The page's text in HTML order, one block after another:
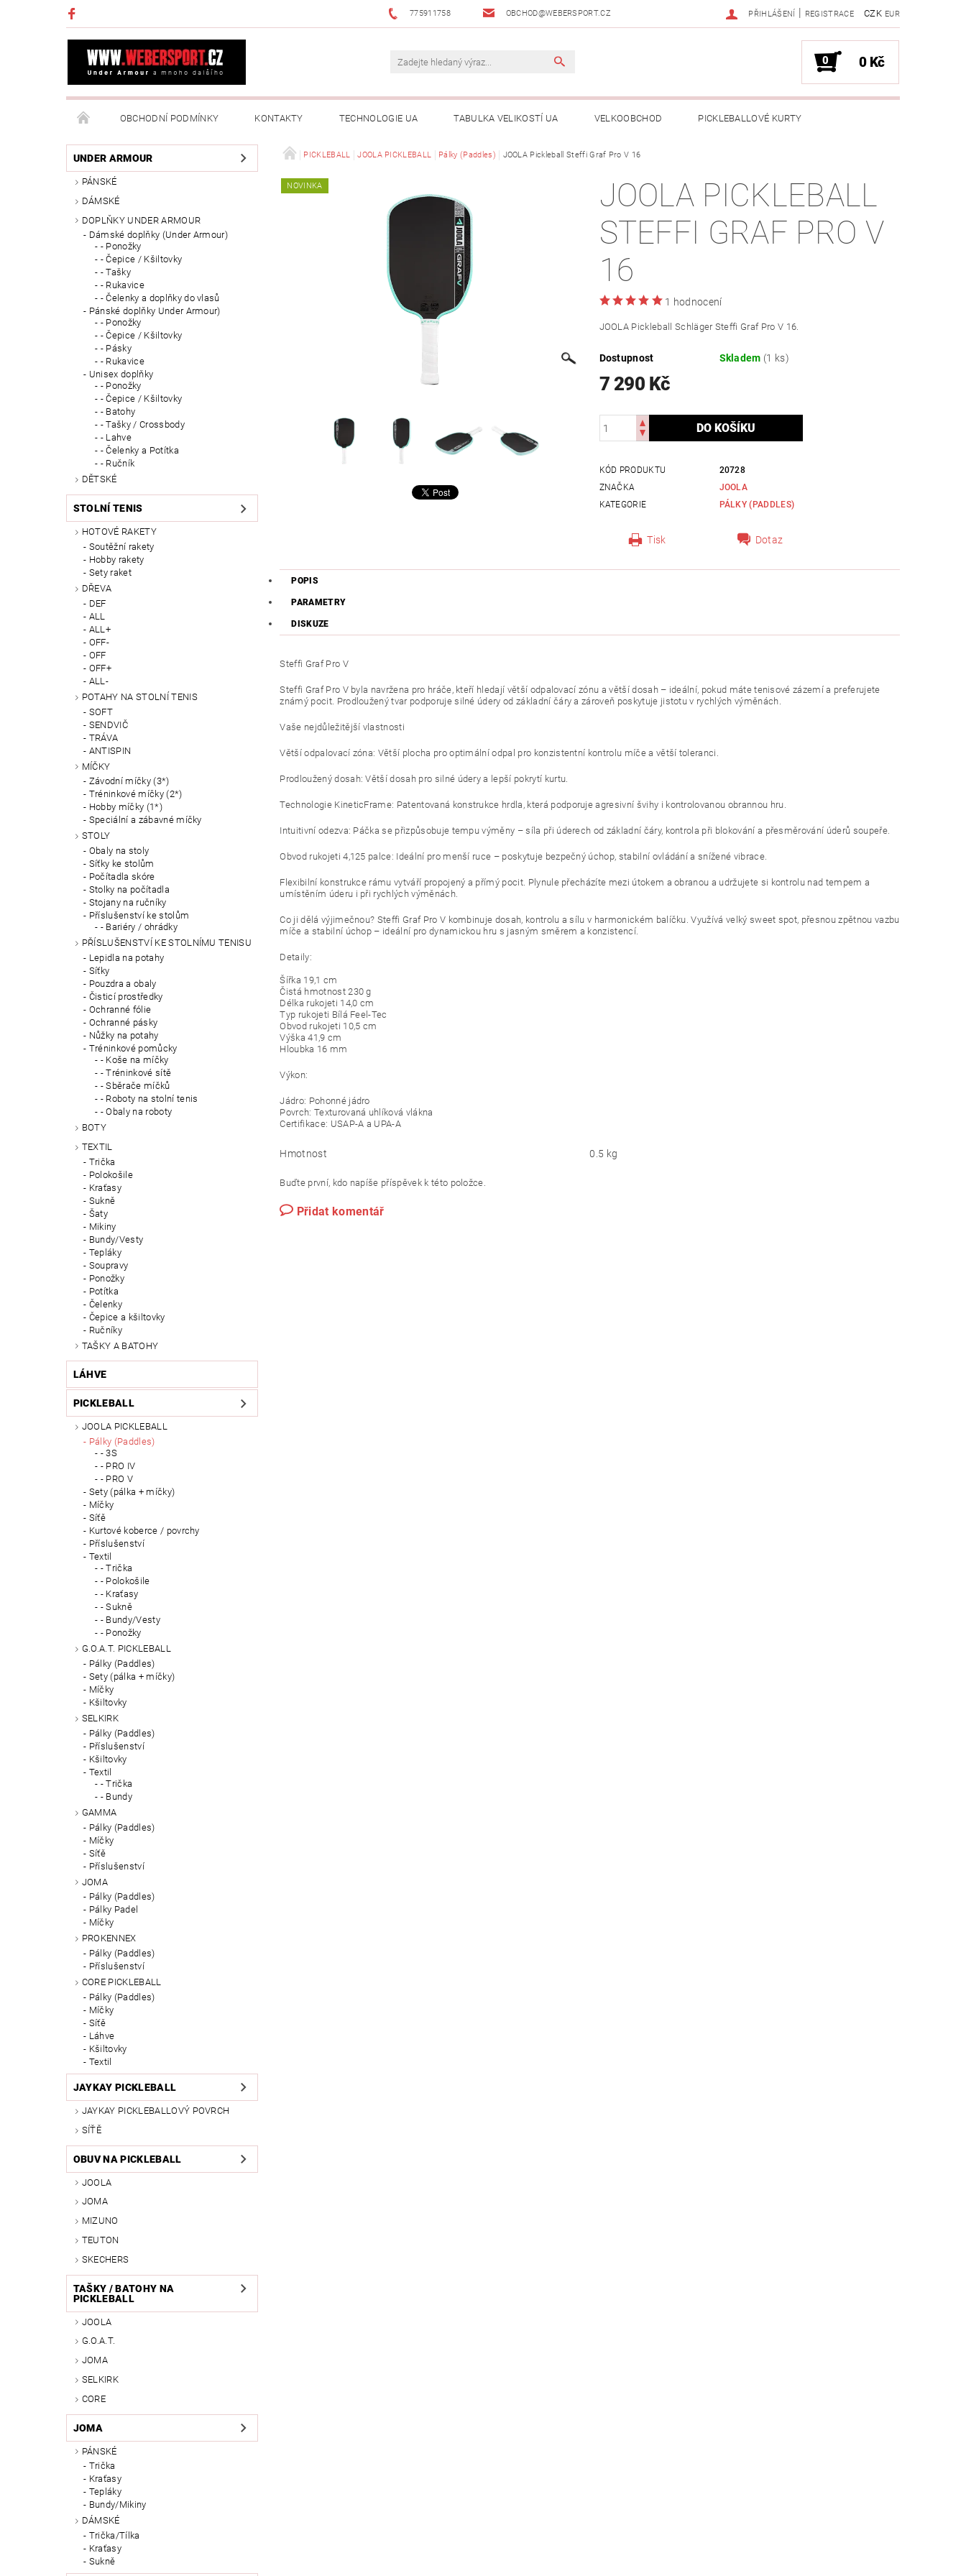
775911758 OBCHOD@WEBERSPORT.CZ CZK EUR
PŘIHLÁŠENÍ | REGISTRACE
0 0 Kč
OBCHODNÍ PODMÍNKY KONTAKTY TECHNOLOGIE UA TABULKA VELIKOSTÍ UA VELKOOBCHOD PICKLEBALLOVÉ KURTY
NAPIŠTE NÁM MOJE OBJEDNÁVKA
UNDER ARMOUR
PÁNSKÉ
DÁMSKÉ
DOPLŇKY UNDER ARMOUR
Dámské doplňky (Under Armour)
- Ponožky
- Čepice / Kšiltovky
- Tašky
- Rukavice
- Čelenky a doplňky do vlasů
Pánské doplňky Under Armour)
- Ponožky
- Čepice / Kšiltovky
- Pásky
- Rukavice
Unisex doplňky
- Ponožky
- Čepice / Kšiltovky
- Batohy
- Tašky / Crossbody
- Lahve
- Čelenky a Potítka
- Ručník
DĚTSKÉ
STOLNÍ TENIS
HOTOVÉ RAKETY
Soutěžní rakety
Hobby rakety
Sety raket
DŘEVA
DEF
ALL
ALL+
OFF-
OFF
OFF+
ALL-
POTAHY NA STOLNÍ TENIS
SOFT
SENDVIČ
TRÁVA
ANTISPIN
MÍČKY
Závodní míčky (3*)
Tréninkové míčky (2*)
Hobby míčky (1*)
Speciální a zábavné míčky
STOLY
Obaly na stoly
Síťky ke stolům
Počítadla skóre
Stolky na počítadla
Stojany na ručníky
Příslušenství ke stolům
- Bariéry / ohrádky
PŘÍSLUŠENSTVÍ KE STOLNÍMU TENISU
Lepidla na potahy
Síťky
Pouzdra a obaly
Čisticí prostředky
Ochranné fólie
Ochranné pásky
Nůžky na potahy
Tréninkové pomůcky
- Koše na míčky
- Tréninkové sítě
- Sběrače míčků
- Roboty na stolní tenis
- Obaly na roboty
BOTY
TEXTIL
Trička
Polokošile
Kraťasy
Sukně
Šaty
Mikiny
Bundy/Vesty
Tepláky
Soupravy
Ponožky
Potítka
Čelenky
Čepice a kšiltovky
Ručníky
TAŠKY A BATOHY
LÁHVE
PICKLEBALL
JOOLA PICKLEBALL
Pálky (Paddles)
- 3S
- PRO IV
- PRO V
Sety (pálka + míčky)
Míčky
Síťě
Kurtové koberce / povrchy
Příslušenství
Textil
- Trička
- Polokošile
- Kraťasy
- Sukně
- Bundy/Vesty
- Ponožky
G.O.A.T. PICKLEBALL
Pálky (Paddles)
Sety (pálka + míčky)
Míčky
Kšiltovky
SELKIRK
Pálky (Paddles)
Příslušenství
Kšiltovky
Textil
- Trička
- Bundy
GAMMA
Pálky (Paddles)
Míčky
Síťě
Příslušenství
JOMA
Pálky (Paddles)
Pálky Padel
Míčky
PROKENNEX
Pálky (Paddles)
Příslušenství
CORE PICKLEBALL
Pálky (Paddles)
Míčky
Síťě
Láhve
Kšiltovky
Textil
JAYKAY PICKLEBALL
JAYKAY PICKLEBALLOVÝ POVRCH
SÍŤĚ
OBUV NA PICKLEBALL
JOOLA
JOMA
MIZUNO
TEUTON
SKECHERS
TAŠKY / BATOHY NA
PICKLEBALL
JOOLA
G.O.A.T.
JOMA
SELKIRK
CORE
JOMA
PÁNSKÉ
Trička
Kraťasy
Tepláky
Bundy/Mikiny
DÁMSKÉ
Trička/Tílka
Kraťasy
Sukně
PICKLEBALL JOOLA PICKLEBALL Pálky (Paddles) JOOLA Pickleball Steffi Graf Pro V 16
NOVINKA
JOOLA PICKLEBALL
STEFFI GRAF PRO V
16
1 hodnocení
JOOLA Pickleball Schläger Steffi Graf Pro V 16.
Dostupnost Skladem (1 ks)
7 290 Kč
KÓD PRODUKTU
20728
ZNAČKA
JOOLA
KATEGORIE
PÁLKY (PADDLES)
Tisk Dotaz
POPIS
PARAMETRY
DISKUZE
Steffi Graf Pro V
Steffi Graf Pro V byla navržena pro hráče, kteří hledají větší odpalovací zónu a větší dosah – ideální, pokud máte tenisové zázemí a preferujete
známý pocit. Prodloužený tvar podporuje silné údery od základní čáry a zároveň poskytuje jistotu v rychlých výměnách.
Vaše nejdůležitější vlastnosti
Větší odpalovací zóna: Větší plocha pro optimální odpal pro konzistentní kontrolu míče a větší toleranci.
Prodloužený dosah: Větší dosah pro silné údery a lepší pokrytí kurtu.
Technologie KineticFrame: Patentovaná konstrukce hrdla, která podporuje agresivní švihy i kontrolovanou obrannou hru.
Intuitivní odezva: Páčka se přizpůsobuje tempu výměny – síla při úderech od základní čáry, kontrola při blokování a přesměrování úderů soupeře.
Obvod rukojeti 4,125 palce: Ideální pro menší ruce – poskytuje bezpečný úchop, stabilní ovládání a snížené vibrace.
Flexibilní konstrukce rámu vytváří propojený a přímý pocit. Plynule přecházíte mezi útokem a obranou a udržujete si kontrolu nad tempem a
umístěním úderu i při rychlých výměnách.
Co ji dělá výjimečnou? Steffi Graf Pro V kombinuje dosah, kontrolu a sílu v harmonickém balíčku. Využívá velký sweet spot, přesnou zpětnou vazbu
míče a stabilní úchop – ideální pro dynamickou hru s jasným směrem a konzistencí.
Detaily:
Šířka 19,1 cm
Čistá hmotnost 230 g
Délka rukojeti 14,0 cm
Typ rukojeti Bílá Feel-Tec
Obvod rukojeti 10,5 cm
Výška 41,9 cm
Hloubka 16 mm
Výkon:
Jádro: Pohonné jádro
Povrch: Texturovaná uhlíková vlákna
Certifikace: USAP-A a UPA-A
Hmotnost 0.5 kg
Buďte první, kdo napíše příspěvek k této položce.
Přidat komentář